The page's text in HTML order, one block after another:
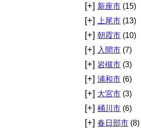
[+] 新座市 (15)
[+] 上尾市 (13)
[+] 朝霞市 (10)
[+] 入間市 (7)
[+] 岩槻市 (3)
[+] 浦和市 (6)
[+] 大宮市 (3)
[+] 桶川市 (6)
[+] 春日部市 (8)